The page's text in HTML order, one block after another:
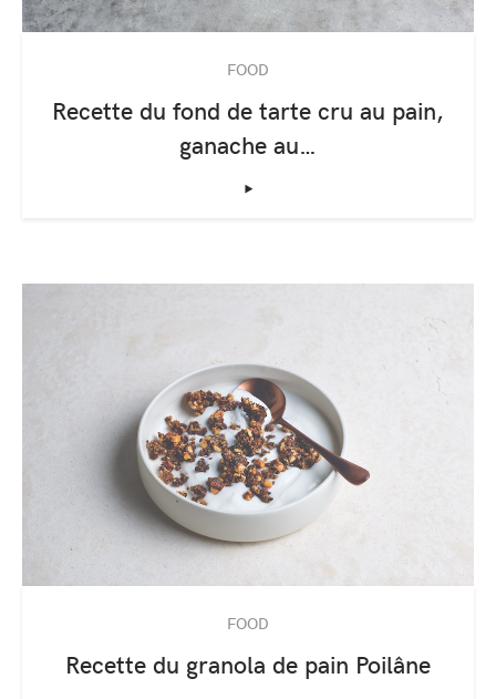
FOOD
Recette du fond de tarte cru au pain,
ganache au…
‣
FOOD
Recette du granola de pain Poilâne